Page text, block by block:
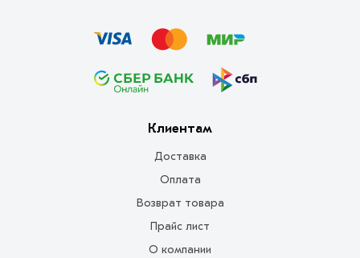
Клиентам
Доставка
Оплата
Возврат товара
Прайс лист
О компании